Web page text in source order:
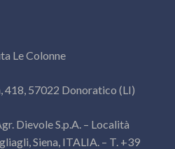
Le Colonne
418, 57022 Donoratico (LI)
Dievole S.p.A. – Località
Siena, ITALIA. – T. +39